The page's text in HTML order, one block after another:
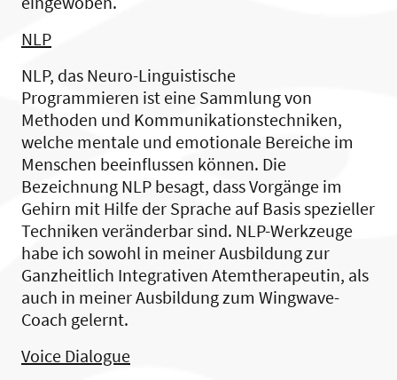
NLP
NLP, das Neuro-Linguistische
Programmieren ist eine Sammlung von
Methoden und Kommunikationstechniken,
welche mentale und emotionale Bereiche im
Menschen beeinflussen können. Die
Bezeichnung NLP besagt, dass Vorgänge im
Gehirn mit Hilfe der Sprache auf Basis spezieller
Techniken veränderbar sind. NLP-Werkzeuge
habe ich sowohl in meiner Ausbildung zur
Ganzheitlich Integrativen Atemtherapeutin, als
auch in meiner Ausbildung zum Wingwave-
Coach gelernt.
Voice Dialogue